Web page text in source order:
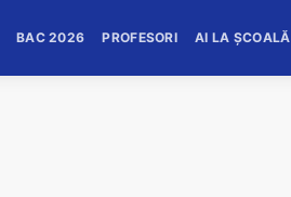
BAC 2026 PROFESORI AI LA ȘCOALĂ